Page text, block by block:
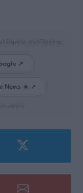
αναζήτησης
↗
News ★ ↗